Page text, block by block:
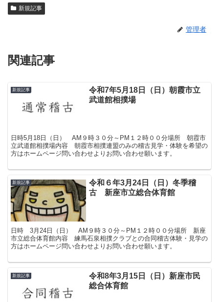
新規記事
管理者
関連記事
新規記事
令和7年5月18日（日）朝霞市立
武道館相撲場
日時5月18日（日） AM９時３０分～PM１２時００分場所 朝霞市
立武道館相撲場内容 朝霞市相撲連盟のみの稽古見学・体験を希望の
方はホームページ問い合わせよりお問い合わせ願います。
新規記事
令和６年3月24日（日）冬季稽
古 新座市立総合体育館
日時 3月24日（日） AM９時３０分～PM１２時００分場所 新座
市立総合体育館内容 練馬石泉相撲クラブとの合同稽古体験・見学の
方はホームページ問い合わせよりお問い合わせ願います。
新規記事
令和8年3月15日（日）新座市民
総合体育館